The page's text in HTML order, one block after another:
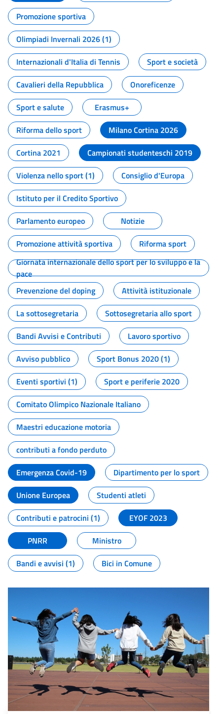
Promozione sportiva
Olimpiadi Invernali 2026 (1)
Internazionali d'Italia di Tennis
Sport e società
Cavalieri della Repubblica
Onoreficenze
Sport e salute
Erasmus+
Riforma dello sport
Milano Cortina 2026
Cortina 2021
Campionati studenteschi 2019
Violenza nello sport (1)
Consiglio d'Europa
Istituto per il Credito Sportivo
Parlamento europeo
Notizie
Promozione attività sportiva
Riforma sport
Giornata internazionale dello sport per lo sviluppo e la
pace
Prevenzione del doping
Attività istituzionale
La sottosegretaria
Sottosegretaria allo sport
Bandi Avvisi e Contributi
Lavoro sportivo
Avviso pubblico
Sport Bonus 2020 (1)
Eventi sportivi (1)
Sport e periferie 2020
Comitato Olimpico Nazionale Italiano
Maestri educazione motoria
contributi a fondo perduto
Emergenza Covid-19
Dipartimento per lo sport
Unione Europea
Studenti atleti
Contributi e patrocini (1)
EYOF 2023
PNRR
Ministro
Bandi e avvisi (1)
Bici in Comune